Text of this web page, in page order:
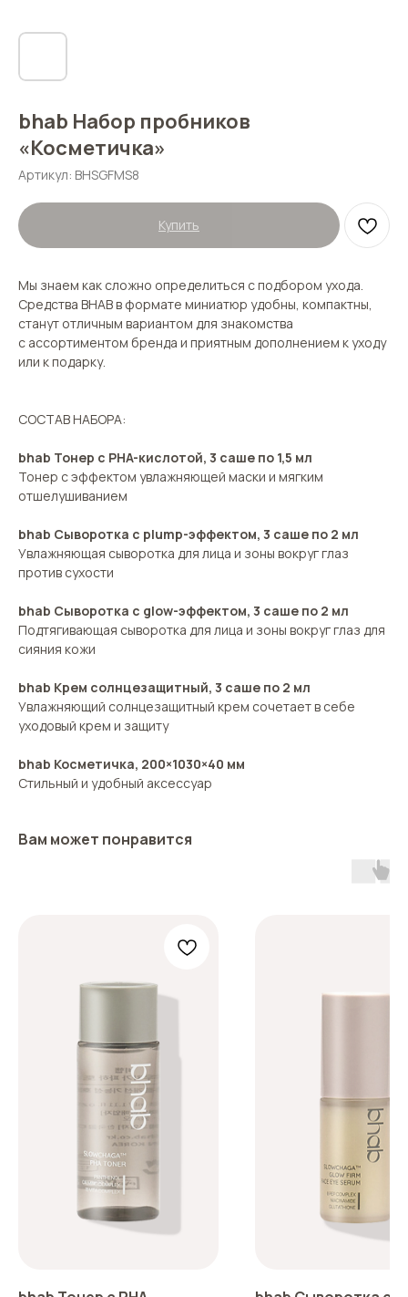
bhab Набор пробников
«Косметичка»
Артикул: BHSGFMS8
Купить
Мы знаем как сложно определиться с подбором ухода.
Средства BHAB в формате миниатюр удобны, компактны,
станут отличным вариантом для знакомства
с ассортиментом бренда и приятным дополнением к уходу
или к подарку.
СОСТАВ НАБОРА:
bhab Тонер с PHA-кислотой, 3 саше по 1,5 мл
Тонер с эффектом увлажняющей маски и мягким
отшелушиванием
bhab Сыворотка с plump-эффектом, 3 саше по 2 мл
Увлажняющая сыворотка для лица и зоны вокруг глаз
против сухости
bhab Сыворотка с glow-эффектом, 3 саше по 2 мл
Подтягивающая сыворотка для лица и зоны вокруг глаз для
сияния кожи
bhab Крем солнцезащитный, 3 саше по 2 мл
Увлажняющий солнцезащитный крем сочетает в себе
уходовый крем и защиту
bhab Косметичка, 200×1030×40 мм
Стильный и удобный аксессуар
Вам может понравится